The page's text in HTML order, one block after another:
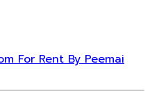
For Rent By Peemai